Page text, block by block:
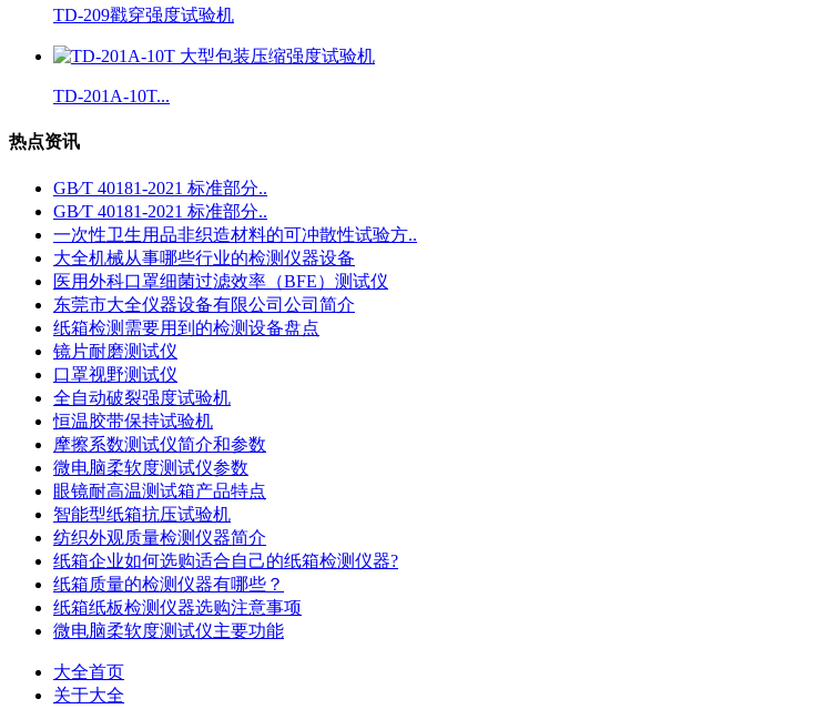
TD-209戳穿强度试验机
TD-201A-10T...
热点资讯
GB∕T 40181-2021 标准部分..
GB∕T 40181-2021 标准部分..
一次性卫生用品非织造材料的可冲散性试验方..
大全机械从事哪些行业的检测仪器设备
医用外科口罩细菌过滤效率（BFE）测试仪
东莞市大全仪器设备有限公司公司简介
纸箱检测需要用到的检测设备盘点
镜片耐磨测试仪
口罩视野测试仪
全自动破裂强度试验机
恒温胶带保持试验机
摩擦系数测试仪简介和参数
微电脑柔软度测试仪参数
眼镜耐高温测试箱产品特点
智能型纸箱抗压试验机
纺织外观质量检测仪器简介
纸箱企业如何选购适合自己的纸箱检测仪器?
纸箱质量的检测仪器有哪些？
纸箱纸板检测仪器选购注意事项
微电脑柔软度测试仪主要功能
大全首页
关于大全